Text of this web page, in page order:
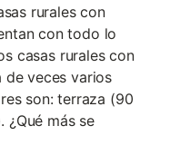
rurales con
con todo lo
casas rurales con
de veces varios
son: terraza (90
¿Qué más se